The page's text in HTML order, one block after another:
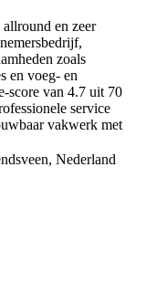
en zeer
zoals
en voeg- en
score van 4.7 uit 70
service
vakwerk met
Nederland